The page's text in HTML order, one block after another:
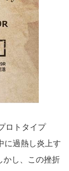
ロトタイプ
に過熱し炎上す
かし、この挫折